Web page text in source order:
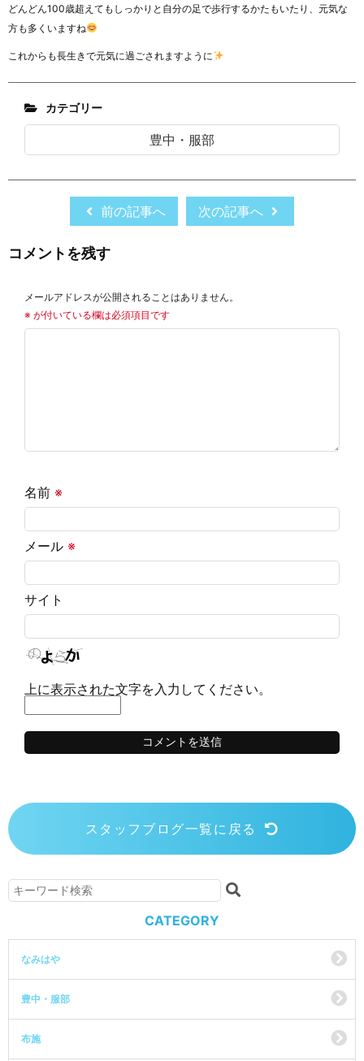
どんどん100歳超えてもしっかりと自分の足で歩行するかたもいたり、元気な
方も多くいますね
これからも長生きで元気に過ごされますように
カテゴリー
豊中・服部
前の記事へ 次の記事へ
コメントを残す
メールアドレスが公開されることはありません。
※ が付いている欄は必須項目です
名前 ※
メール ※
サイト
上に表示された文字を入力してください。
スタッフブログ一覧に戻る
CATEGORY
なみはや
豊中・服部
布施